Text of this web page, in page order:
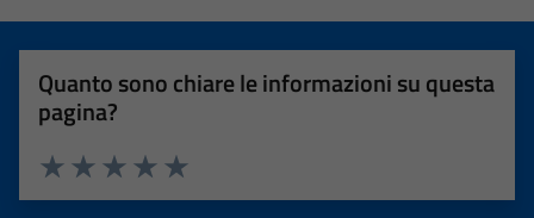
Quanto sono chiare le informazioni su questa
pagina?
Valuta 5 stelle su 5
Valuta 4 stelle su 5
Valuta 3 stelle su 5
Valuta 2 stelle su 5
Valuta 1 stelle su 5